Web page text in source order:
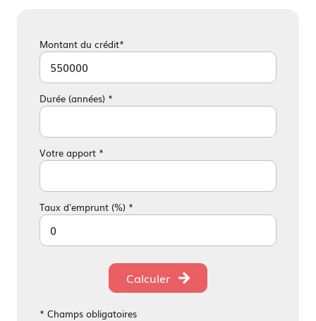
Montant du crédit*
Durée (années) *
Votre apport *
Taux d'emprunt (%) *
Calculer
* Champs obligatoires